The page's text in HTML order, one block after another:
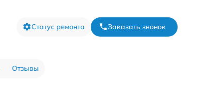
Статус ремонта Заказать звонок
Отзывы